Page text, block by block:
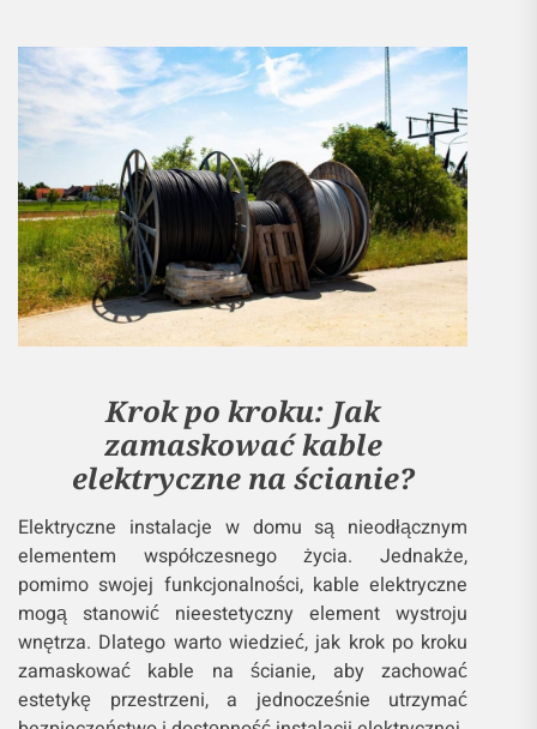
Krok po kroku: Jak
zamaskować kable
elektryczne na ścianie?
Elektryczne instalacje w domu są nieodłącznym
elementem współczesnego życia. Jednakże,
pomimo swojej funkcjonalności, kable elektryczne
mogą stanowić nieestetyczny element wystroju
wnętrza. Dlatego warto wiedzieć, jak krok po kroku
zamaskować kable na ścianie, aby zachować
estetykę przestrzeni, a jednocześnie utrzymać